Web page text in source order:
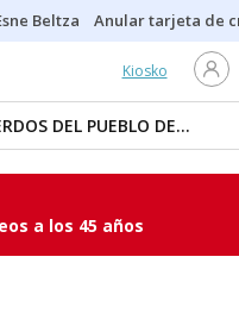
Beltza Anular tarjeta de
Kiosko
DEL PUEBLO DE...
a los 45 años